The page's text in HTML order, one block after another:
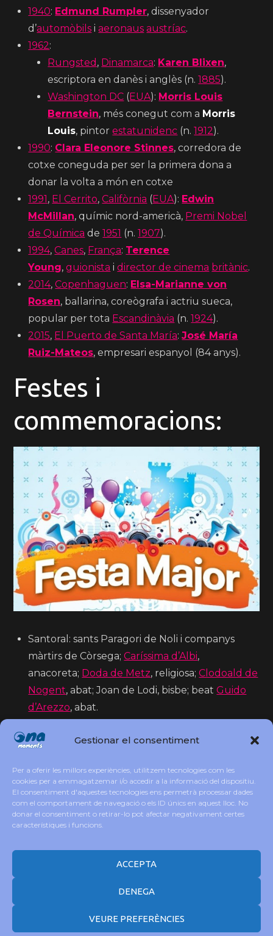
Gestionar el consentiment
Per a oferir les millors experiències, utilitzem tecnologies com les
cookies per a emmagatzemar i/o accedir a la informació del dispositiu.
El consentiment d'aquestes tecnologies ens permetrà processar dades
com el comportament de navegació o els ID únics en aquest lloc. No
donar el consentiment o retirar-lo pot afectar negativament certes
característiques i funcions.
ACCEPTA
DENEGA
VEURE PREFERÈNCIES
1940: Edmund Rumpler, dissenyador
d’automòbils iaeronaus austríac.
1962:
Rungsted , Dinamarca: Karen Blixen,
escriptora en danès i anglès (n.1885).
Washington DC (EUA): Morris Louis
Bernstein, més conegut com a Morris
Louis, pintorestatunidenc (n.1912).
1990: Clara Eleonore Stinnes, corredora de
cotxe coneguda per ser la primera dona a
donar la volta a món en cotxe
1991, El Cerrito,Califòrnia (EUA): Edwin
McMillan, químic nord-americà, Premi Nobel
de Química de1951 (n.1907).
1994,Canes, França: Terence
Young,guionista idirector de cinema britànic.
2014,Copenhaguen: Elsa-Marianne von
Rosen, ballarina, coreògrafa i actriu sueca,
popular per tota Escandinàvia (n.1924).
2015, El Puerto de Santa María:José María
Ruiz-Mateos, empresari espanyol (84 anys).
Festes i
commemoracions:
Santoral: sants Paragori de Noli i companys
màrtirs de Còrsega;Caríssima d’Albi,
anacoreta; Doda de Metz, religiosa;Clodoald de
Nogent, abat; Joan de Lodi, bisbe; beatGuido
d’Arezzo, abat.
comarca de l’Alt Penedès
Mutxamel amb el Pregó de Festes.
Inici de lesFestes de la Mare de Déu de la Salut
d’Algemesí